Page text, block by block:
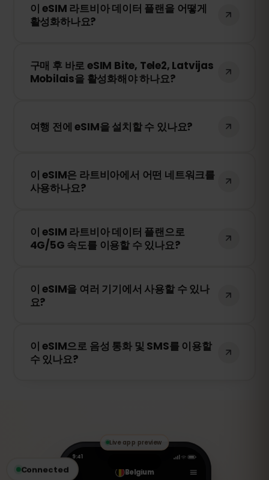
통해 다른 기기와 공유할 수 있습니다. 다만,
속도 및 이용 가능 여부는 현지 네트워크 사
이 eSIM 라트비아 데이터 플랜을 어떻게
활성화하나요?
eSIM 설정에서 QR 코드를 스캔하면 즉시 활
성화됩니다. 물리적인 SIM 카드 교체가 필요
구매 후 바로 eSIM Bite, Tele2, Latvijas
Mobilais을 활성화해야 하나요?
다. 단, Bite, Tele2, Latvijas Mobilais 내 네트
여행 전에 eSIM을 설치할 수 있나요?
리 설치하는 것을 권장합니다. 다만, 라트비
아에 도착하기 전까지 네트워크에 연결하지
이 eSIM은 라트비아에서 어떤 네트워크를
사용하나요?
워크를 자동으로 선택하여 연결됩니다. 예를
들어 Bite, Tele2, Latvijas Mobilais 등이 포
이 eSIM 라트비아 데이터 플랜으로
4G/5G 속도를 이용할 수 있나요?
에서 5G가 제공되는 경우 5G 연결도 가능합
니다. 빠르고 안정적인 인터넷을 경험하세요.
이 eSIM을 여러 기기에서 사용할 수 있나
요?
다. 스마트폰을 변경하는 경우 새로운 eSIM
을 구매해야 합니다.
이 eSIM으로 음성 통화 및 SMS를 이용할
수 있나요?